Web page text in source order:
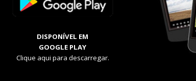
DISPONÍVEL EM
GOOGLE PLAY
Clique aqui para descarregar.